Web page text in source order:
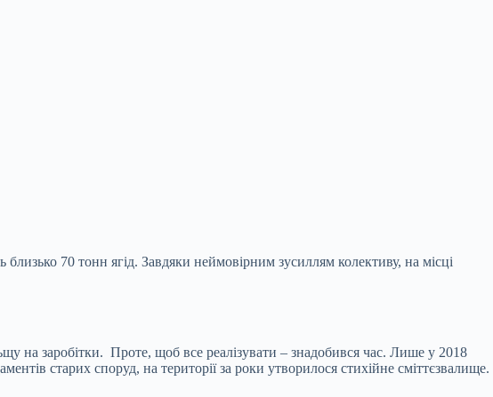
70 тонн ягід. Завдяки неймовірним зусиллям колективу, на місці
на заробітки. Проте, щоб все реалізувати – знадобився час. Лише у 2018
старих споруд, на території за роки утворилося стихійне сміттєзвалище.